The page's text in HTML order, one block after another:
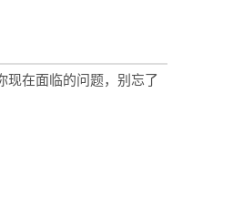
现在面临的问题，别忘了